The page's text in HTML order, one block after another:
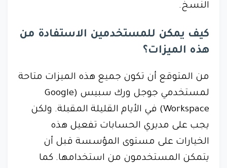
النسخ.
كيف يمكن للمستخدمين الاستفادة من
هذه الميزات؟
من المتوقع أن تكون جميع هذه الميزات متاحة
لمستخدمي جوجل ورك سبيس (Google
Workspace) في الأيام القليلة المقبلة. ولكن
يجب على مديري الحسابات تفعيل هذه
الخيارات على مستوى المؤسسة قبل أن
يتمكن المستخدمون من استخدامها. كما